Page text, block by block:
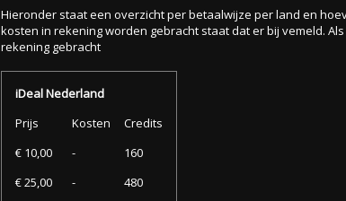
Hieronder staat een overzicht per betaalwijze per land en
kosten in rekening worden gebracht staat dat er bij vemeld.
rekening gebracht
iDeal Nederland
Prijs
Kosten
Credits
€ 10,00
-
160
€ 25,00
-
480